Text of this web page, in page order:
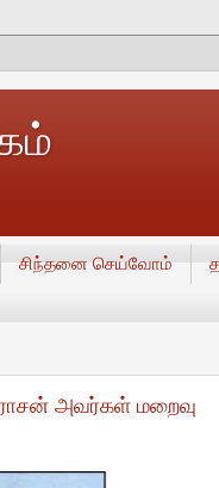
சிந்தனை செய்வோம்
அவர்கள் மறைவு